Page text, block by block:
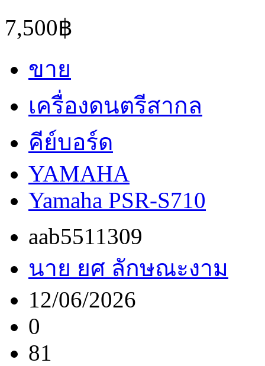
7,500฿
ขาย
เครื่องดนตรีสากล
คีย์บอร์ด
YAMAHA
Yamaha PSR-S710
aab5511309
นาย ยศ ลักษณะงาม
12/06/2026
0
81